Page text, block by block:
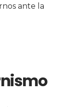
ante la